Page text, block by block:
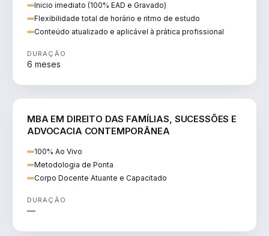
Inicio imediato (100% EAD e Gravado)
Flexibilidade total de horário e ritmo de estudo
Conteúdo atualizado e aplicável à prática profissional
DURAÇÃO
6 meses
MBA EM DIREITO DAS FAMÍLIAS, SUCESSÕES E
ADVOCACIA CONTEMPORÂNEA
100% Ao Vivo
Metodologia de Ponta
Corpo Docente Atuante e Capacitado
DURAÇÃO
—